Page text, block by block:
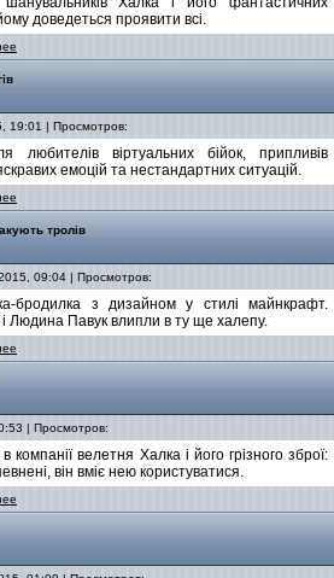
доведеться проявити всі.
19:01 | Просмотров:
любителів віртуальних бійок, припливів
емоцій та нестандартних ситуацій.
тролів
09:04 | Просмотров:
бродилка з дизайном у стилі майнкрафт.
і Людина Павук влипли в ту ще халепу.
| Просмотров:
компанії велетня Халка і його грізного зброї:
він вміє нею користуватися.